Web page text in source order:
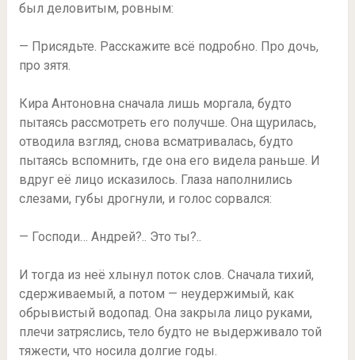
был деловитым, ровным:
— Присядьте. Расскажите всё подробно. Про дочь,
про зятя.
Кира Антоновна сначала лишь моргала, будто
пытаясь рассмотреть его получше. Она щурилась,
отводила взгляд, снова всматривалась, будто
пытаясь вспомнить, где она его видела раньше. И
вдруг её лицо исказилось. Глаза наполнились
слезами, губы дрогнули, и голос сорвался:
— Господи… Андрей?.. Это ты?..
И тогда из неё хлынул поток слов. Сначала тихий,
сдерживаемый, а потом — неудержимый, как
обрывистый водопад. Она закрыла лицо руками,
плечи затряслись, тело будто не выдерживало той
тяжести, что носила долгие годы.